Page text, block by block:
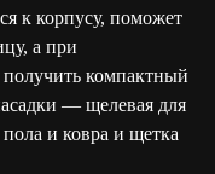
к корпусу, поможет
а при
получить компактный
— щелевая для
и ковра и щетка